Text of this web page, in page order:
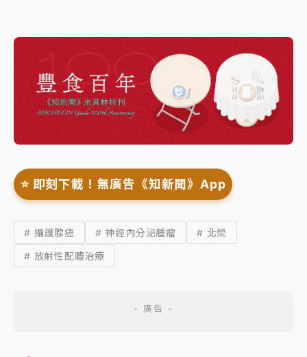
⭐️ 即刻下載！無廣告《知新聞》App
# 攝護腺癌 # 神經內分泌腫瘤
# 北榮
# 放射性配體治療